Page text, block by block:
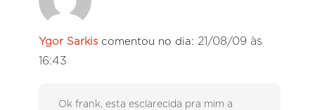
Ygor Sarkis comentou no dia: 21/08/09 às
16:43
Ok frank, esta esclarecida pra mim a